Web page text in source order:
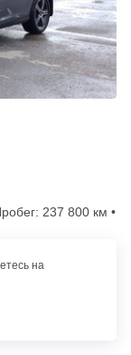
237 800 км •
на